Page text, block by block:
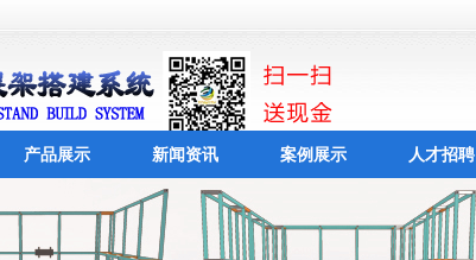
产品展示 新闻资讯 案例展示 人才招聘